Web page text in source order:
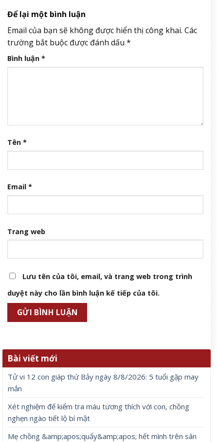
Để lại một bình luận
Email của bạn sẽ không được hiển thị công khai. Các
trường bắt buộc được đánh dấu *
Bình luận *
Tên *
Email *
Trang web
Lưu tên của tôi, email, và trang web trong trình
duyệt này cho lần bình luận kế tiếp của tôi.
Bài viết mới
Tử vi 12 con giáp thứ Bảy ngày 8/8/2026: 5 tuổi gặp may
mắn
Xét nghiệm để kiểm tra máu tương thích với con, chồng
nghẹn ngào tiết lộ bí mật
Mẹ chồng &amp;apos;quẩy&amp;apos; hết mình trên sân